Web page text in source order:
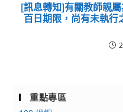
[訊息轉知]有關教師親
百日期限，尚有未執行
重點專區